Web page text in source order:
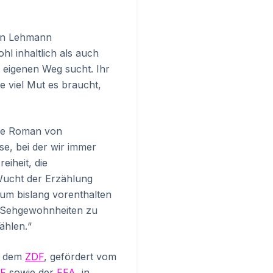
Lehmann
inhaltlich als auch
Weg sucht. Ihr
viel Mut es braucht,
Roman von
bei der wir immer
die
der Erzählung
bislang vorenthalten
zu
ZDF, gefördert vom